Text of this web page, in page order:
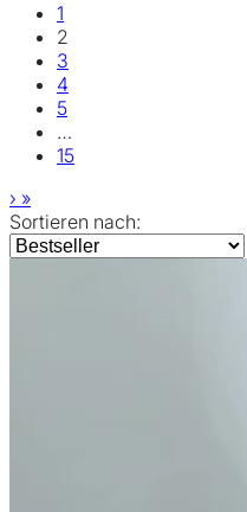
1
2
3
4
5
…
15
› »
Sortieren nach: